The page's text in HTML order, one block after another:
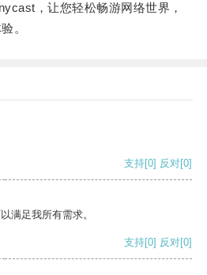
，让您轻松畅游网络世界，
。
支持[0] 反对[0]
满足我所有需求。
支持[0] 反对[0]